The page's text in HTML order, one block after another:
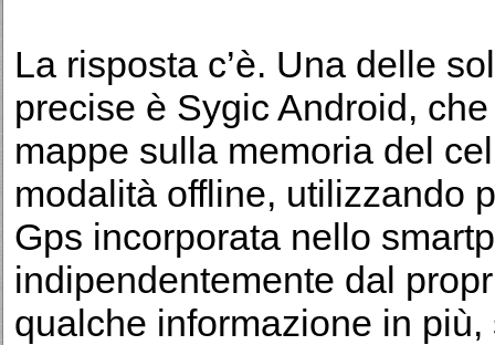
La risposta c’è. Una delle
precise è Sygic Android,
mappe sulla memoria del
modalità offline, utilizzando
Gps incorporata nello
indipendentemente dal
qualche informazione in